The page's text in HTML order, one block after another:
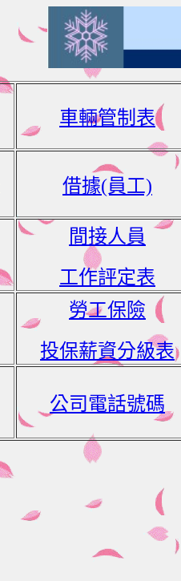
車輛管制表
借據(員工)
間接人員
工作評定表
勞工保險
投保薪資分級表
公司電話號碼